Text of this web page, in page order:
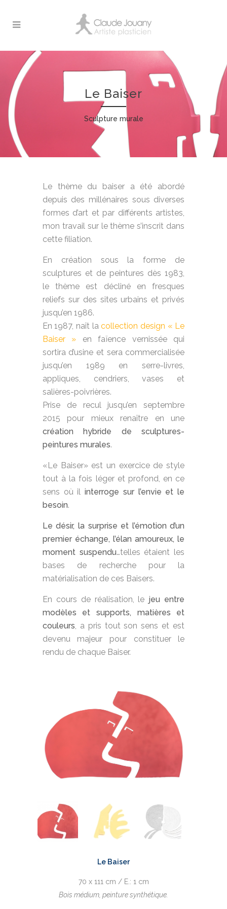
Le Baiser
Sculpture murale
Le thème du baiser a été abordé
depuis des millénaires sous diverses
formes d’art et par différents artistes,
mon travail sur le thème s’inscrit dans
cette filiation.
En création sous la forme de
sculptures et de peintures dès 1983,
le thème est décliné en fresques
reliefs sur des sites urbains et privés
jusqu’en 1986.
En 1987, naît lacollection design « Le
Baiser » en faïence vernissée qui
sortira d’usine et sera commercialisée
jusqu’en 1989 en serre-livres,
appliques, cendriers, vases et
salières-poivrières.
Prise de recul jusqu’en septembre
2015 pour mieux renaître en une
création hybride de sculptures-
peintures murales.
«Le Baiser» est un exercice de style
tout à la fois léger et profond, en ce
sens où ilinterroge sur l’envie et le
besoin.
Le désir, la surprise et l’émotion d’un
premier échange, l’élan amoureux, le
moment suspendu…telles étaient les
bases de recherche pour la
matérialisation de ces Baisers.
En cours de réalisation, le jeu entre
modèles et supports, matières et
couleurs, a pris tout son sens et est
devenu majeur pour constituer le
rendu de chaque Baiser.
Le Baiser
70 x 111 cm / E.: 1 cm
Bois médium, peinture synthétique.